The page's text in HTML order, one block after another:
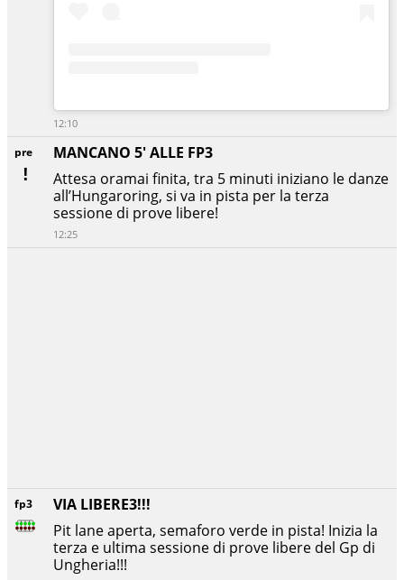
fp3
VIA LIBERE3!!!
Pit lane aperta, semaforo verde in pista! Inizia la
terza e ultima sessione di prove libere del Gp di
Ungheria!!!
pre
MANCANO 5' ALLE FP3
Attesa oramai finita, tra 5 minuti iniziano le danze
all’Hungaroring, si va in pista per la terza
sessione di prove libere!
12:25
12:10